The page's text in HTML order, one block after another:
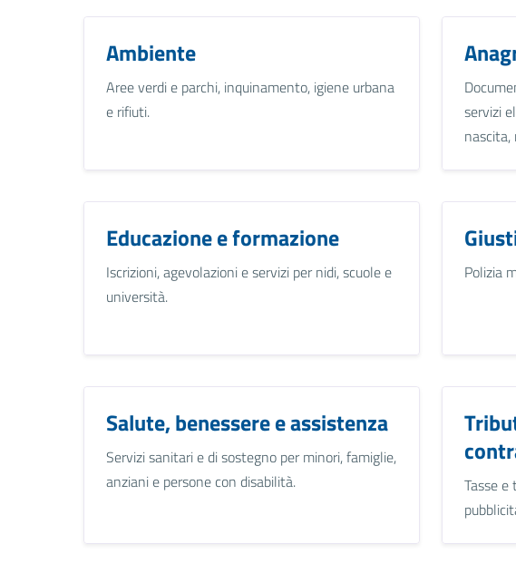
Ambiente
Aree verdi e parchi, inquinamento, igiene urbana
e rifiuti.
servizi
Educazione e formazione
Iscrizioni, agevolazioni e servizi per nidi, scuole e
università.
Polizia
Salute, benessere e assistenza
Servizi sanitari e di sostegno per minori, famiglie,
anziani e persone con disabilità.
Tasse